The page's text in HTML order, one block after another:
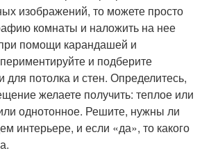
изображений, то можете просто
комнаты и наложить на нее
помощи карандашей и
и подберите
для потолка и стен. Определитесь,
желаете получить: теплое или
однотонное. Решите, нужны ли
интерьере, и если «да», то какого